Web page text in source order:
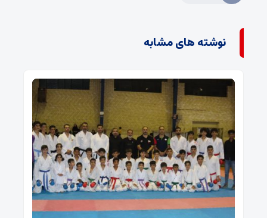
نوشته های مشابه